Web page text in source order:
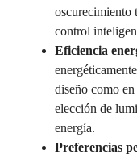
oscurecimiento
control
Eficiencia
diseño como
elección de
energía.
Preferencias